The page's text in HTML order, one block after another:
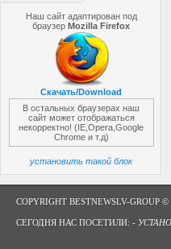
Наш сайт адаптирован под
браузерMozilla Firefox
Скачать/Download
В остальных браузерах наш
сайт может отображаться
некорректно! (IE,Opera,Google
Chrome и т.д)
установить такой блок
COPYRIGHT BESTNEWSLV-GROUP
СЕГОДНЯ НАС ПОСЕТИЛИ: -